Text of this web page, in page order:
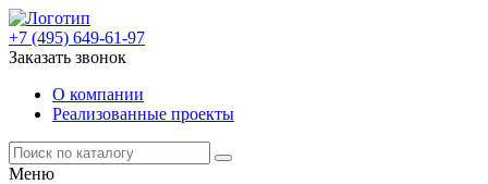
+7 (495) 649-61-97
Заказать звонок
О компании
Реализованные проекты
Меню